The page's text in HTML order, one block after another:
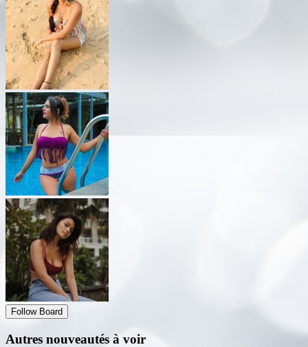
Follow Board
Autres nouveautés à voir